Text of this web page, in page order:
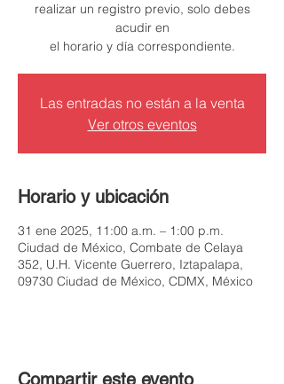
realizar un registro previo, solo debes
acudir en
el horario y día correspondiente.
Las entradas no están a la venta
Ver otros eventos
Horario y ubicación
31 ene 2025, 11:00 a.m. – 1:00 p.m.
Ciudad de México, Combate de Celaya
352, U.H. Vicente Guerrero, Iztapalapa,
09730 Ciudad de México, CDMX, México
Compartir este evento